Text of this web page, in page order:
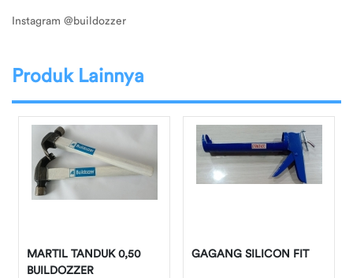
Instagram @buildozzer
Produk Lainnya
MARTIL TANDUK 0,50
BUILDOZZER
GAGANG SILICON FIT